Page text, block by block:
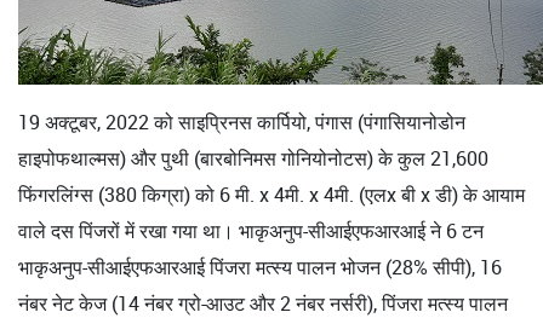
19 अक्टूबर, 2022 को साइप्रिनस कार्पियो, पंगास (पंगासियानोडोन
हाइपोफथाल्मस) और पुथी (बारबोनिमस गोनियोनोटस) के कुल 21,600
फिंगरलिंग्स (380 किग्रा) को 6 मी. x 4मी. x 4मी. (एलx बी x डी) के आयाम
वाले दस पिंजरों में रखा गया था। भाकृअनुप-सीआईएफआरआई ने 6 टन
भाकृअनुप-सीआईएफआरआई पिंजरा मत्स्य पालन भोजन (28% सीपी), 16
नंबर नेट केज (14 नंबर ग्रो-आउट और 2 नंबर नर्सरी), पिंजरा मत्स्य पालन